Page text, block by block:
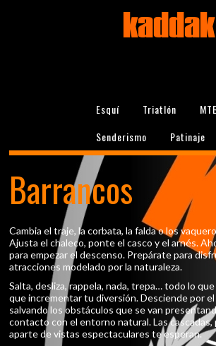
kaddak
Esquí Triatlón
Senderismo
Patinaje
Barrancos
Cambia el traje, la corbata, la falda o los
Ajusta el chaleco, ponte el casco y el arnés.
para empezar el descenso. Prepárate para
atracciones modelado por la naturaleza.
Salta, desliza, rappela, nada, trepa… todo lo que
que incrementar tu diversión. Desciende por el
salvando los obstáculos que se van
contacto con el entorno natural. Las cascadas,
aparte de vistas espectaculares te esperan.